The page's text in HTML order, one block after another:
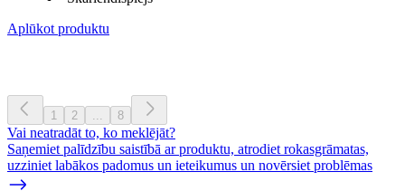
Aplūkot produktu
1 2 8
Vai neatradāt to, ko meklējāt?
Saņemiet palīdzību saistībā ar produktu, atrodiet rokasgrāmatas,
uzziniet labākos padomus un ieteikumus un novērsiet problēmas